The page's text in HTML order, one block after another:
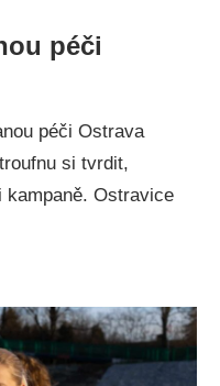
péči
péči Ostrava
si tvrdit,
Ostravice